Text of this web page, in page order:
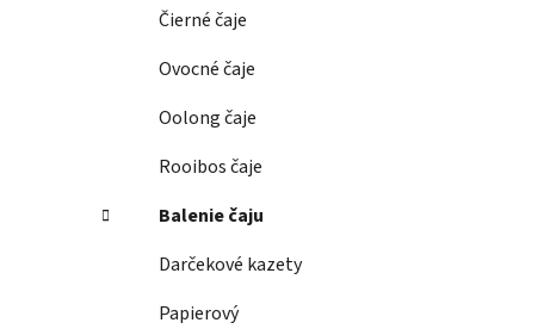
Čierné čaje
Ovocné čaje
Oolong čaje
Rooibos čaje
Balenie čaju
Darčekové kazety
Papierový